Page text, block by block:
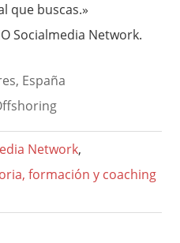
que buscas.»
Socialmedia Network.
España
Network,
formación y coaching